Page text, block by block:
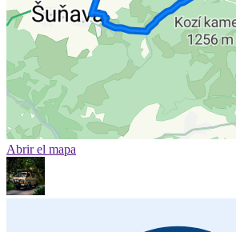
Abrir el mapa